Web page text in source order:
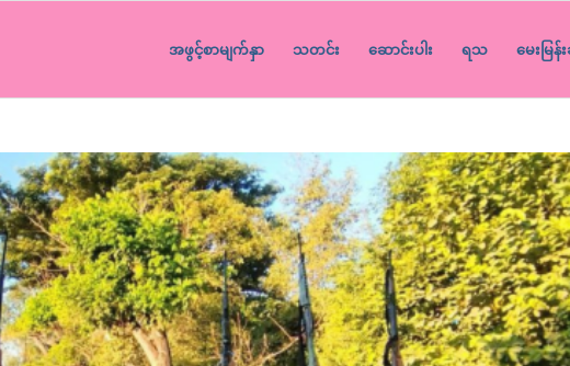
အဖွင့်စာမျက်နှာ သတင်း ဆောင်းပါး ရသ မေးမြန်